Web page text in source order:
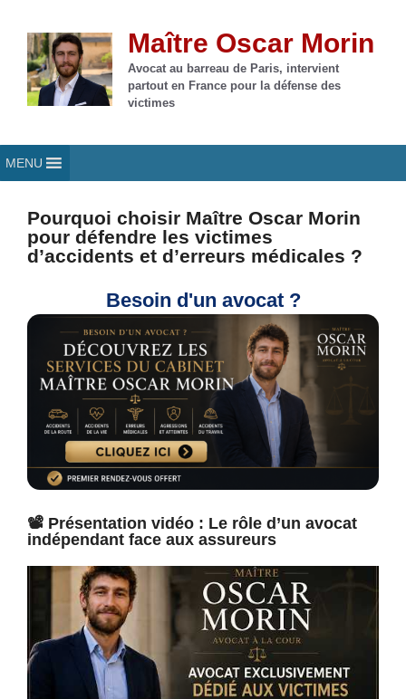
contenu
Maître Oscar Morin
Avocat au barreau de Paris, intervient
partout en France pour la défense des
victimes
MENU
Pourquoi choisir Maître Oscar Morin
pour défendre les victimes
d’accidents et d’erreurs médicales ?
Besoin d'un avocat ?
📽️ Présentation vidéo : Le rôle d’un avocat
indépendant face aux assureurs